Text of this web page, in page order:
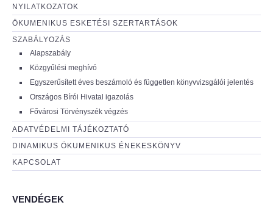
NYILATKOZATOK
ÖKUMENIKUS ESKETÉSI SZERTARTÁSOK
SZABÁLYOZÁS
Alapszabály
Közgyűlési meghívó
Egyszerűsített éves beszámoló és független könyvvizsgálói jelentés
Országos Bírói Hivatal igazolás
Fővárosi Törvényszék végzés
ADATVÉDELMI TÁJÉKOZTATÓ
DINAMIKUS ÖKUMENIKUS ÉNEKESKÖNYV
KAPCSOLAT
VENDÉGEK